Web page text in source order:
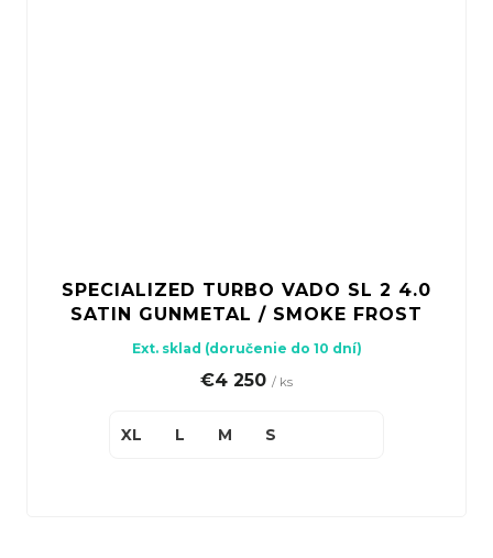
SPECIALIZED TURBO VADO SL 2 4.0
SATIN GUNMETAL / SMOKE FROST
Ext. sklad (doručenie do 10 dní)
€4 250 / ks
XL L M S